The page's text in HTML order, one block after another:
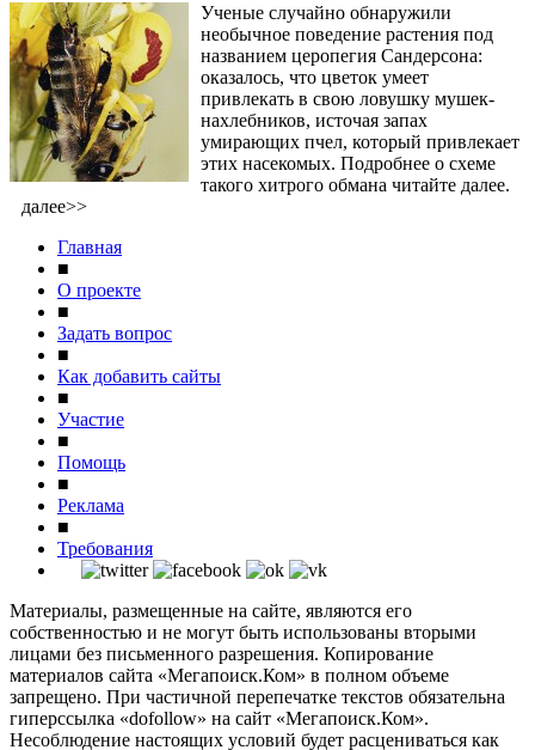
Ученые случайно обнаружили
необычное поведение растения под
названием церопегия Сандерсона:
оказалось, что цветок умеет
привлекать в свою ловушку мушек-
нахлебников, источая запах
умирающих пчел, который привлекает
этих насекомых. Подробнее о схеме
такого хитрого обмана читайте далее.
далее>>
Главная
■
О проекте
■
Задать вопрос
■
Как добавить сайты
■
Участие
■
Помощь
■
Реклама
■
Требования
Материалы, размещенные на сайте, являются его
собственностью и не могут быть использованы вторыми
лицами без письменного разрешения. Копирование
материалов сайта «Мегапоиск.Ком» в полном объеме
запрещено. При частичной перепечатке текстов обязательна
гиперссылка «dofollow» на сайт «Мегапоиск.Ком».
Несоблюдение настоящих условий будет расцениваться как